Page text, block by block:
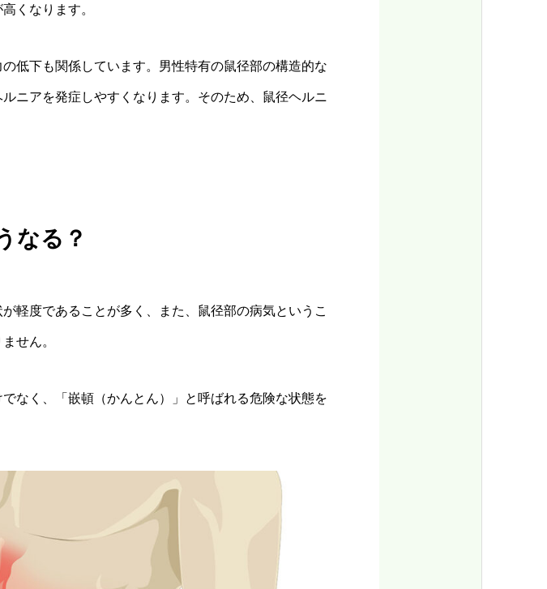
くなります。
低下も関係しています。男性特有の鼠径部の構造的な
ニアを発症しやすくなります。そのため、鼠径ヘルニ
なる？
軽度であることが多く、また、鼠径部の病気というこ
せん。
なく、「嵌頓（かんとん）」と呼ばれる危険な状態を